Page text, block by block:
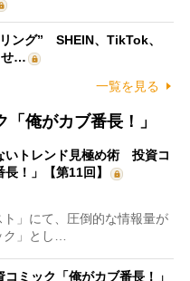
ング” SHEIN、TikTok、
せ…
一覧を見る
俺がカブ番長！」
いトレンド見極め術 投資コ
！」【第11回】
」にて、圧倒的な情報量が
ク」とし…
ミック「俺がカブ番長！」